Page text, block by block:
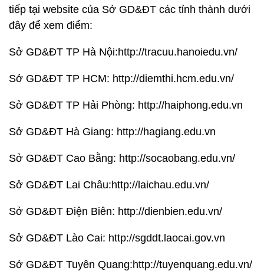
tiếp tại website của Sở GD&ĐT các tỉnh thành dưới
đây để xem điểm:
Sở GD&ĐT TP Hà Nội:http://tracuu.hanoiedu.vn/
Sở GD&ĐT TP HCM: http://diemthi.hcm.edu.vn/
Sở GD&ĐT TP Hải Phòng: http://haiphong.edu.vn
Sở GD&ĐT Hà Giang: http://hagiang.edu.vn
Sở GD&ĐT Cao Bằng: http://socaobang.edu.vn/
Sở GD&ĐT Lai Châu:http://laichau.edu.vn/
Sở GD&ĐT Điện Biên: http://dienbien.edu.vn/
Sở GD&ĐT Lào Cai: http://sgddt.laocai.gov.vn
Sở GD&ĐT Tuyên Quang:http://tuyenquang.edu.vn/